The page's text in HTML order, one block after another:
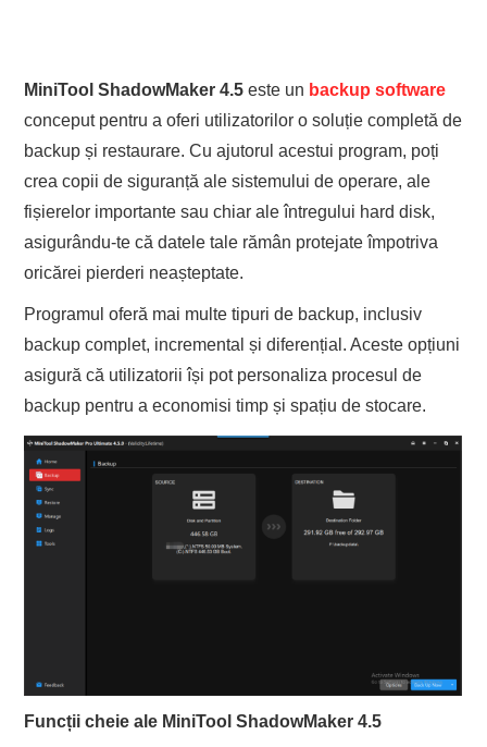
MiniTool ShadowMaker 4.5 este un backup software
conceput pentru a oferi utilizatorilor o soluție completă de
backup și restaurare. Cu ajutorul acestui program, poți
crea copii de siguranță ale sistemului de operare, ale
fișierelor importante sau chiar ale întregului hard disk,
asigurându-te că datele tale rămân protejate împotriva
oricărei pierderi neașteptate.
Programul oferă mai multe tipuri de backup, inclusiv
backup complet, incremental și diferențial. Aceste opțiuni
asigură că utilizatorii își pot personaliza procesul de
backup pentru a economisi timp și spațiu de stocare.
Funcții cheie ale MiniTool ShadowMaker 4.5